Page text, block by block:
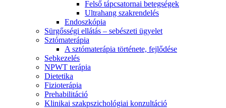
Felső tápcsatornai betegségek
Ultrahang szakrendelés
Endoszkópia
Sürgősségi ellátás – sebészeti ügyelet
Sztómaterápia
A sztómaterápia története, fejlődése
Sebkezelés
NPWT terápia
Dietetika
Fizioterápia
Prehabilitáció
Klinikai szakpszichológiai konzultáció